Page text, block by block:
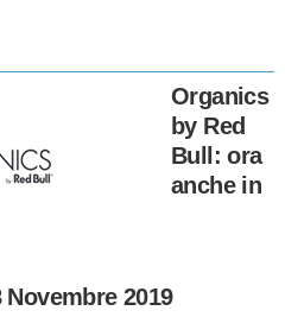
Organics
by Red
Bull: ora
anche in
2019